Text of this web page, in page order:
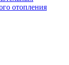
отопления